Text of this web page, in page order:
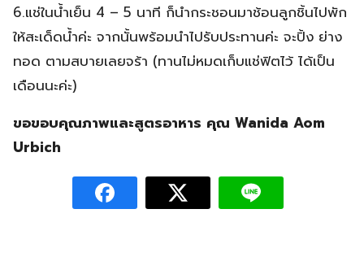
6.แช่ในน้ำเย็น 4 – 5 นาที ก็นำกระชอนมาช้อนลูกชิ้นไปพัก
ให้สะเด็ดน้ำค่ะ จากนั้นพร้อมนำไปรับประทานค่ะ จะปิ้ง ย่าง
ทอด ตามสบายเลยจร้า (ทานไม่หมดเก็บแช่ฟิตไว้ ได้เป็น
เดือนนะค่ะ)
ขอขอบคุณภาพและสูตรอาหาร คุณ Wanida Aom
Urbich